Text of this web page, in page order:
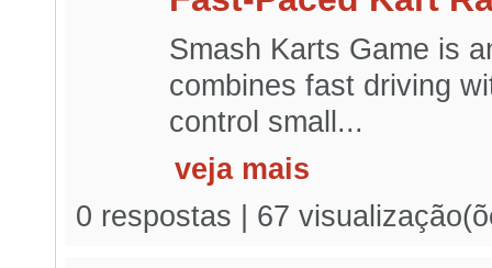
Smash Karts Game is
combines fast driving
control small...
veja mais
0 respostas | 67